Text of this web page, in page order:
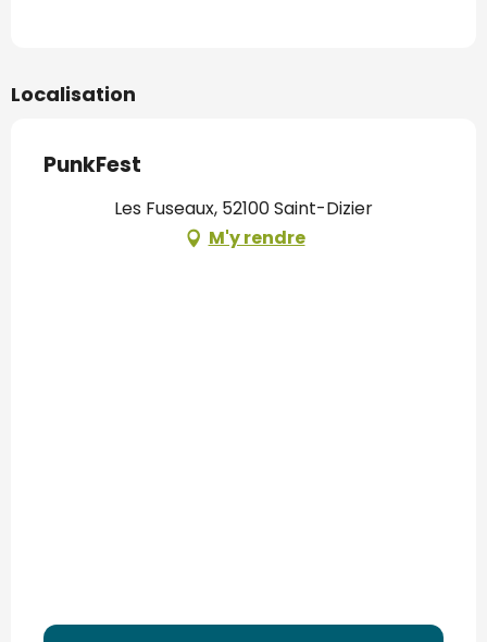
Localisation
PunkFest
Les Fuseaux, 52100 Saint-Dizier
M'y rendre